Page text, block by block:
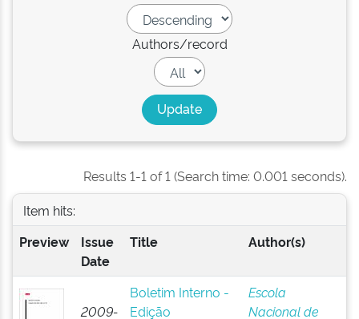
Authors/record
Results 1-1 of 1 (Search time: 0.001 seconds).
Item hits:
Preview
Issue
Date
Title Author(s)
2009-
Boletim Interno -
Edição
Escola
Nacional de